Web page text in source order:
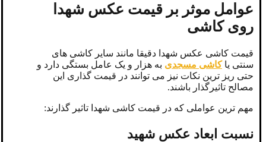
عوامل موثر بر قیمت عکس شهدا
روی کاشی
قیمت کاشی عکس شهدا دقیقا مانند سایر کاشی های
سنتی یاکاشی مسجدی به هزار و یک عامل بستگی دارد و
حتی ریز ترین نکات نیز می توانند در قیمت گذاری این
مصالح تاثیرگذار باشند.
مهم ترین عواملی که در قیمت کاشی شهدا تاثیر گذارند:
نسبت ابعاد عکس شهید